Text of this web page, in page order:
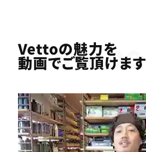
Youtube
Vettoの魅力を
動画でご覧頂けます